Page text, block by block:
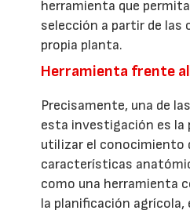
herramienta que
selección a partir de las
propia planta.
Herramienta frente
Precisamente, una de
esta investigación es la
utilizar el conocimiento
características
como una herramienta
la planificación agrícola,